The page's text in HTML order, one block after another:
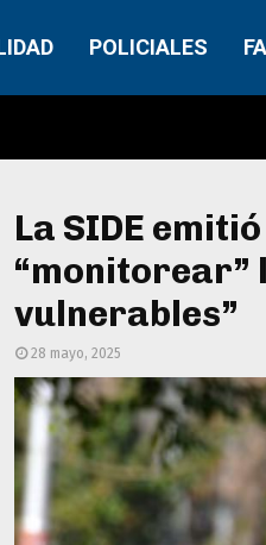
POLICIALES
La SIDE
“monitorear”
vulnerables”
28 mayo, 2025